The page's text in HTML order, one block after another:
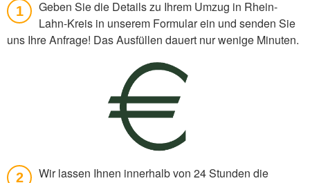
1
Geben Sie die Details zu Ihrem Umzug in Rhein-
Lahn-Kreis in unserem Formular ein und senden Sie
uns Ihre Anfrage! Das Ausfüllen dauert nur wenige Minuten.
2
Wir lassen Ihnen innerhalb von 24 Stunden die